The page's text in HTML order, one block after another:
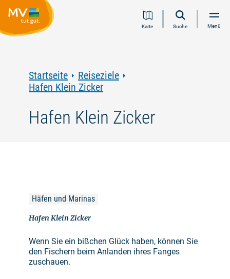
Inhalt
Navigation
Volltextsuche
FooterKarte Suche Menü
Startseite
Reiseziele
Hafen Klein Zicker
Hafen Klein Zicker
Häfen und Marinas
Hafen Klein Zicker
Wenn Sie ein bißchen Glück haben, können Sie
den Fischern beim Anlanden ihres Fanges
zuschauen.